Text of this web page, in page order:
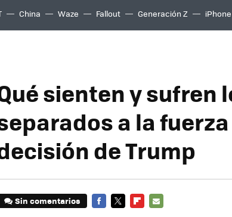
China Waze Fallout Generación Z iPhone
sienten y sufren
a la
de Trump
Sin comentarios